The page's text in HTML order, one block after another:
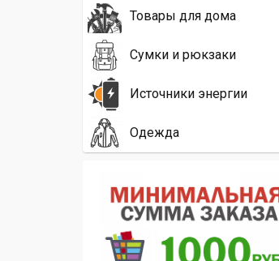
Товары для дома
Сумки и рюкзаки
Источники энергии
Одежда